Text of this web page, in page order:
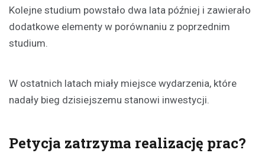
Kolejne studium powstało dwa lata później i zawierało
dodatkowe elementy w porównaniu z poprzednim
studium.
W ostatnich latach miały miejsce wydarzenia, które
nadały bieg dzisiejszemu stanowi inwestycji.
Petycja zatrzyma realizację prac?